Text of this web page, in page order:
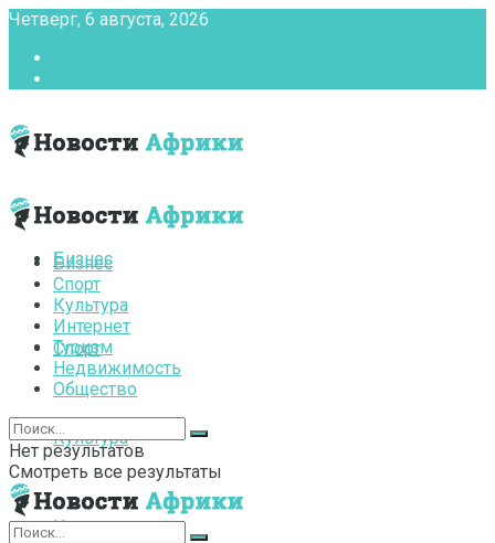
Четверг, 6 августа, 2026
Бизнес
Спорт
Культура
Интернет
Бизнес
Спорт
Культура
Интернет
Туризм
Недвижимость
Общество
Нет результатов
Смотреть все результаты